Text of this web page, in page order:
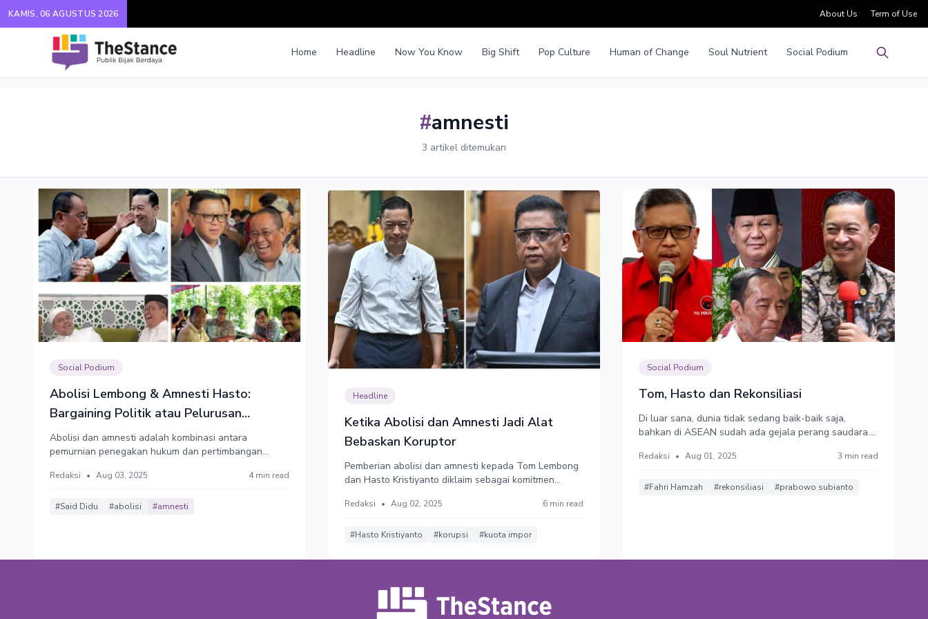
KAMIS, 06 AGUSTUS 2026 About Us Term of Use
Home Headline Now You Know Big Shift Pop Culture Human of Change Soul Nutrient
Social Podium
#amnesti
3 artikel ditemukan
Social Podium
Abolisi Lembong & Amnesti Hasto:
Bargaining Politik atau Pelurusan
Penegakan Hukum?
Abolisi dan amnesti adalah kombinasi antara
pemurnian penegakan hukum dan pertimbangan
kriminalisasi terhadap aktivis yang mempertanyakan
Indah Kapuk (PIK) 2 terhadap rakyat Banten.
Redaksi • Aug 03, 2025 4 min read
#Said Didu #abolisi #amnesti
Headline
Ketika Abolisi dan Amnesti Jadi Alat
Bebaskan Koruptor
Pemberian abolisi dan amnesti kepada Tom Lembong
dan Hasto Kristiyanto diklaim sebagai komitmen
sangat kuat. Ketika kasus korupsi diselesaikan secara
korupsi. Hukum tunduk pada kepentingan politik.
Redaksi • Aug 02, 2025 6 min read
#Hasto Kristiyanto #korupsi #kuota impor
Social Podium
Tom, Hasto dan Rekonsiliasi
Di luar sana, dunia tidak sedang baik-baik saja,
bahkan di ASEAN sudah ada gejala perang saudara.
memberikan contoh menguatnya kohesi sosial,
ekstrim dalam memandang sesama anak bangsa.
Redaksi • Aug 01, 2025 3 min read
#Fahri Hamzah #rekonsiliasi #prabowo subianto